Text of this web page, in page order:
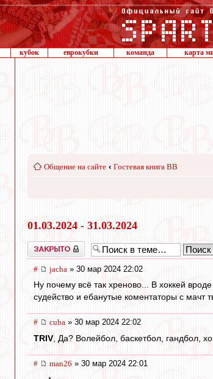
кубок еврокубки команда карта
Общение на сайте ‹ Гостевая книга ВВ
01.03.2024 - 31.03.2024
Закрыто
# jacha » 30 мар 2024 22:02
Ну почему всё так хреново... В хоккей
судейство и ебанутые коментаторы с мачт
# cuba » 30 мар 2024 22:02
TRIV , Да? Волейбол, баскетбол, гандбол,
# man26 » 30 мар 2024 22:01